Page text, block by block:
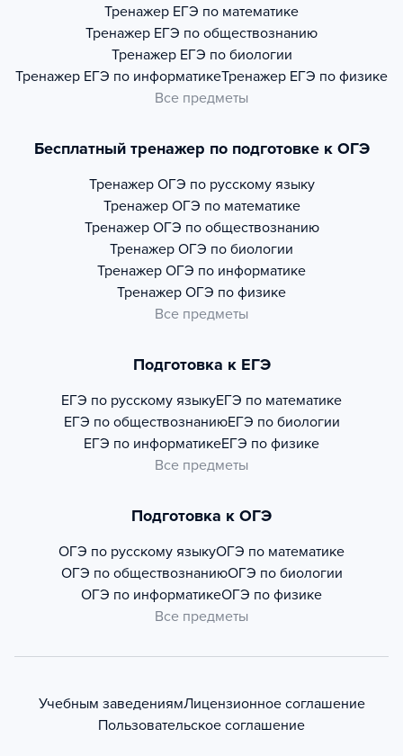
Тренажер ЕГЭ по математике
Тренажер ЕГЭ по обществознанию
Тренажер ЕГЭ по биологии
Тренажер ЕГЭ по информатикеТренажер ЕГЭ по физике
Все предметы
Бесплатный тренажер по подготовке к ОГЭ
Тренажер ОГЭ по русскому языку
Тренажер ОГЭ по математике
Тренажер ОГЭ по обществознанию
Тренажер ОГЭ по биологии
Тренажер ОГЭ по информатике
Тренажер ОГЭ по физике
Все предметы
Подготовка к ЕГЭ
ЕГЭ по русскому языкуЕГЭ по математике
ЕГЭ по обществознаниюЕГЭ по биологии
ЕГЭ по информатикеЕГЭ по физике
Все предметы
Подготовка к ОГЭ
ОГЭ по русскому языкуОГЭ по математике
ОГЭ по обществознаниюОГЭ по биологии
ОГЭ по информатикеОГЭ по физике
Все предметы
Учебным заведениямЛицензионное соглашение
Пользовательское соглашение